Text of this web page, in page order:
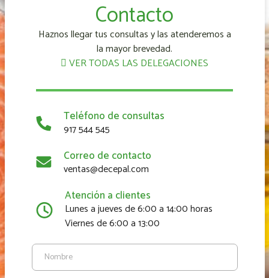
Contacto
Haznos llegar tus consultas y las atenderemos a
la mayor brevedad.
VER TODAS LAS DELEGACIONES
Teléfono de consultas
917 544 545
Correo de contacto
ventas@decepal.com
Atención a clientes
Lunes a jueves de 6:00 a 14:00 horas
Viernes de 6:00 a 13:00